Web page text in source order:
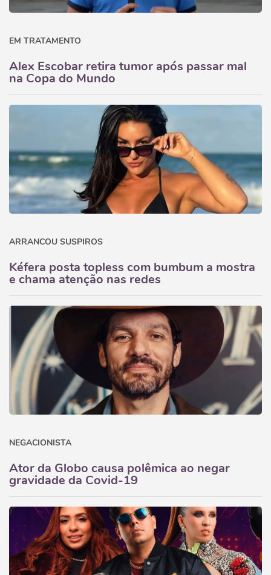
EM TRATAMENTO
Alex Escobar retira tumor após passar mal
na Copa do Mundo
ARRANCOU SUSPIROS
Kéfera posta topless com bumbum a mostra
e chama atenção nas redes
NEGACIONISTA
Ator da Globo causa polêmica ao negar
gravidade da Covid-19